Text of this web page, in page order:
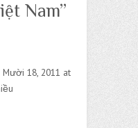
Nam”
Mười 18, 2011 at